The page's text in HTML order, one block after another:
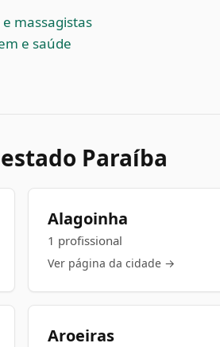
massagistas
e saúde
Paraíba
Alagoinha
1 profissional
Ver página da cidade →
Aroeiras